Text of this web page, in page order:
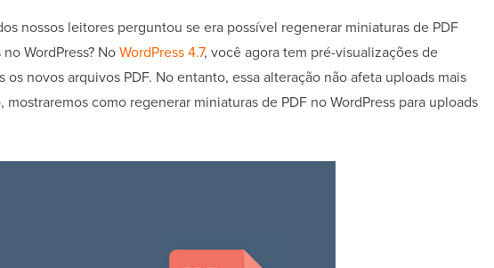
nossos leitores perguntou se era possível regenerar miniaturas de PDF
WordPress? NoWordPress 4.7, você agora tem pré-visualizações de
os novos arquivos PDF. No entanto, essa alteração não afeta uploads mais
como regenerar miniaturas de PDF no WordPress para uploads